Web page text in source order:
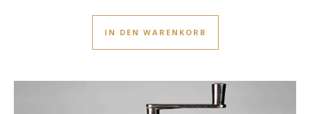
IN DEN WARENKORB